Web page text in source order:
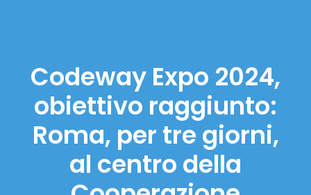
Codeway Expo 2024,
obiettivo raggiunto:
Roma, per tre giorni,
al centro della